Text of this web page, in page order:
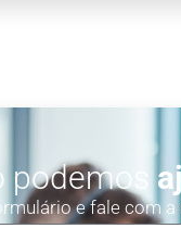
podemos
e fale com a